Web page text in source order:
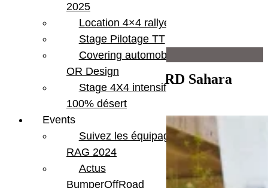
Automatique
2,8 CRD
Infos supplémentaires
CD player
Marche Pieds
Jeep Wrangler JKU 2.8 CRD Sahara
2025
Location 4×4 rallye
Stage Pilotage TT
Covering automobile –
OR Design
Stage 4X4 intensif
100% désert
Events
Suivez les équipages
RAG 2024
Actus
BumperOffRoad